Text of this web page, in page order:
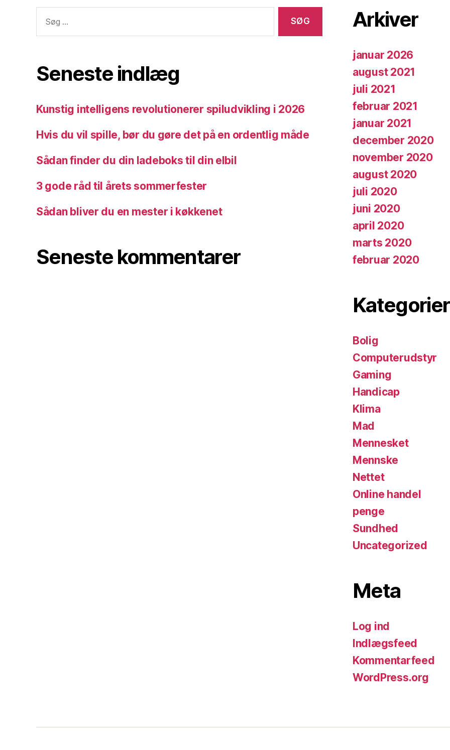
efter:
Seneste indlæg
Kunstig intelligens revolutionerer spiludvikling i 2026
Hvis du vil spille, bør du gøre det på en ordentlig måde
Sådan finder du din ladeboks til din elbil
3 gode råd til årets sommerfester
Sådan bliver du en mester i køkkenet
Seneste kommentarer
Arkiver
januar 2026
august 2021
juli 2021
februar 2021
januar 2021
december 2020
november 2020
august 2020
juli 2020
juni 2020
april 2020
marts 2020
februar 2020
Kategorier
Bolig
Computerudstyr
Gaming
Handicap
Klima
Mad
Mennesket
Mennske
Nettet
Online handel
penge
Sundhed
Uncategorized
Meta
Log ind
Indlægsfeed
Kommentarfeed
WordPress.org